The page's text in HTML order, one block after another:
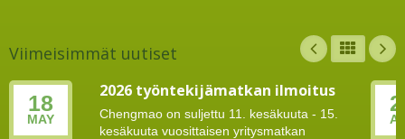
Viimeisimmät uutiset
18
MAY
2026 työntekijämatkan ilmoitus
Chengmao on suljettu 11. kesäkuuta - 15.
kesäkuuta vuosittaisen yritysmatkan